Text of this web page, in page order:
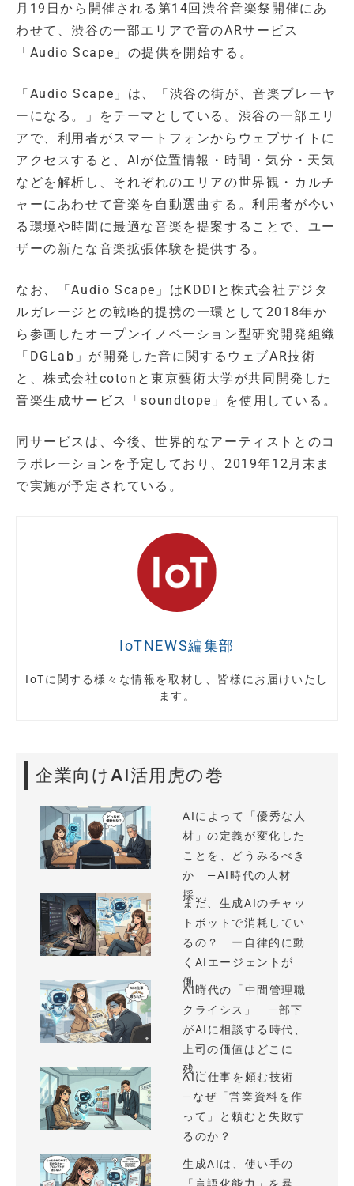
月19日から開催される第14回渋谷音楽祭開催にあ
わせて、渋谷の一部エリアで音のARサービス
「Audio Scape」の提供を開始する。
「Audio Scape」は、「渋谷の街が、音楽プレーヤ
ーになる。」をテーマとしている。渋谷の一部エリ
アで、利用者がスマートフォンからウェブサイトに
アクセスすると、AIが位置情報・時間・気分・天気
などを解析し、それぞれのエリアの世界観・カルチ
ャーにあわせて音楽を自動選曲する。利用者が今い
る環境や時間に最適な音楽を提案することで、ユー
ザーの新たな音楽拡張体験を提供する。
なお、「Audio Scape」はKDDIと株式会社デジタ
ルガレージとの戦略的提携の一環として2018年か
ら参画したオープンイノベーション型研究開発組織
「DGLab」が開発した音に関するウェブAR技術
と、株式会社cotonと東京藝術大学が共同開発した
音楽生成サービス「soundtope」を使用している。
同サービスは、今後、世界的なアーティストとのコ
ラボレーションを予定しており、2019年12月末ま
で実施が予定されている。
IoTNEWS編集部
IoTに関する様々な情報を取材し、皆様にお届けいたし
ます。
企業向けAI活用虎の巻
AIによって「優秀な人
材」の定義が変化した
ことを、どうみるべき
か —AI時代の人材
採...
まだ、生成AIのチャッ
トボットで消耗してい
るの？ ー自律的に動
くAIエージェントが
働...
AI時代の「中間管理職
クライシス」 —部下
がAIに相談する時代、
上司の価値はどこに
残...
AIに仕事を頼む技術
—なぜ「営業資料を作
って」と頼むと失敗す
るのか？
生成AIは、使い手の